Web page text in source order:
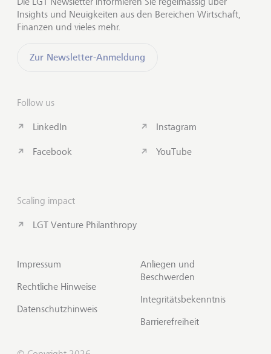
Insights und Neuigkeiten aus den Bereichen Wirtschaft,
Finanzen und vieles mehr.
Zur Newsletter-Anmeldung
Follow us
LinkedIn
Facebook
Instagram
YouTube
Scaling impact
LGT Venture Philanthropy
Impressum
Rechtliche Hinweise
Datenschutzhinweis
Anliegen und
Beschwerden
Integritätsbekenntnis
Barrierefreiheit